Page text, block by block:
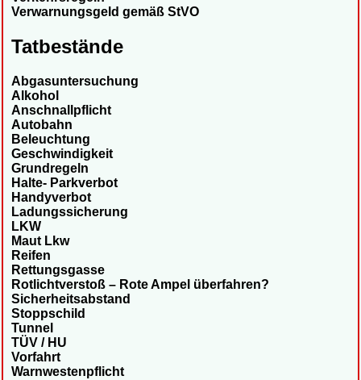
Verwarnungsgeld gemäß StVO
Tatbestände
Abgasuntersuchung
Alkohol
Anschnallpflicht
Autobahn
Beleuchtung
Geschwindigkeit
Grundregeln
Halte- Parkverbot
Handyverbot
Ladungssicherung
LKW
Maut Lkw
Reifen
Rettungsgasse
Rotlichtverstoß – Rote Ampel überfahren?
Sicherheitsabstand
Stoppschild
Tunnel
TÜV / HU
Vorfahrt
Warnwestenpflicht